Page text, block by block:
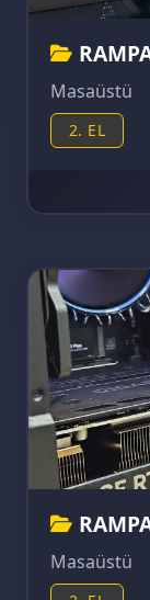
Masaüstü
2. EL
Masaüstü